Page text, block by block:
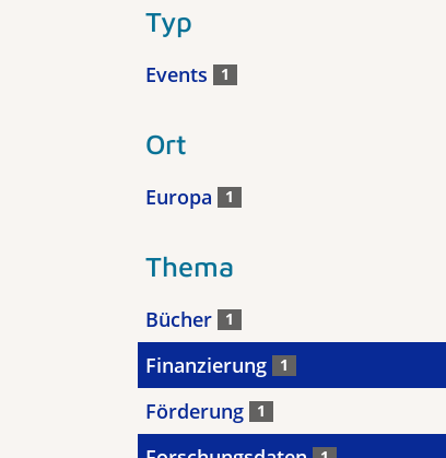
Typ
Events 1
Ort
Europa 1
Thema
Bücher 1
Finanzierung 1
Förderung 1